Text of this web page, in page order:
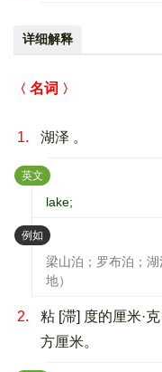
详细解释
名词
1. 湖泽 。
英文 ：
lake;
例如 ：
梁山泊；罗布泊；
地）
2.
粘 [滞] 度的厘米·
方厘米。